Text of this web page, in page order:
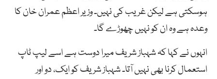
ہوسکتی ہے لیکن غریب کی نہیں۔ وزیر اعظم عمران خان کا
وعدہ ہے وہ ان کو نہیں چھوڑے گا۔
انہوں نے کہا کہ شہباز شریف میرا دوست ہے اسے لیپ ٹاپ
استعمال کرنا بھی نہیں آتا۔ شہباز شریف کو ایک، دو اور